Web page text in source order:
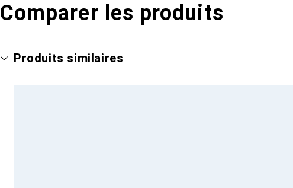
Comparer les produits
Produits similaires